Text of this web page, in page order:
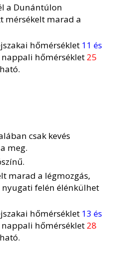
a Dunántúlon
mérsékelt marad a
hőmérséklet 11 és
hőmérséklet 25
csak kevés
meg.
marad a légmozgás,
felén élénkülhet
hőmérséklet 13 és
hőmérséklet 28